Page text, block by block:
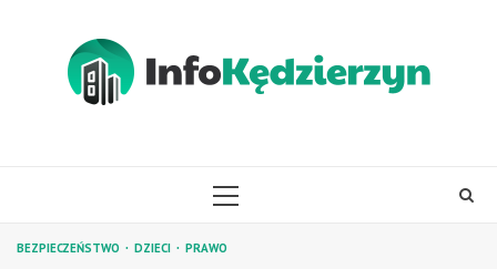
PRIMARY
BEZPIECZEŃSTWO DZIECI PRAWO